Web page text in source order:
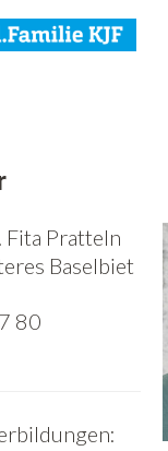
Pratteln
Baselbiet
80